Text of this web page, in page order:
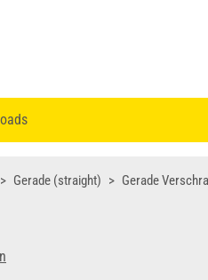
Gerade (straight)
Gerade